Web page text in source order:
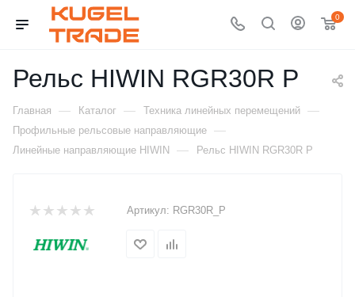
0
Рельс HIWIN RGR30R P
Главная — Каталог — Техника линейных перемещений —
Профильные рельсовые направляющие —
Линейные направляющие HIWIN — Рельс HIWIN RGR30R P
Артикул: RGR30R_P